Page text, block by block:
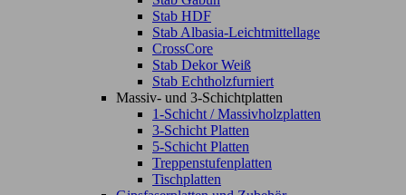
Stab HDF
Stab Albasia-Leichtmittellage
CrossCore
Stab Dekor Weiß
Stab Echtholzfurniert
Massiv- und 3-Schichtplatten
1-Schicht / Massivholzplatten
3-Schicht Platten
5-Schicht Platten
Treppenstufenplatten
Tischplatten